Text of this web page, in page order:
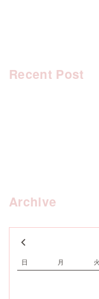
Recent Post
Archive
日 月 火